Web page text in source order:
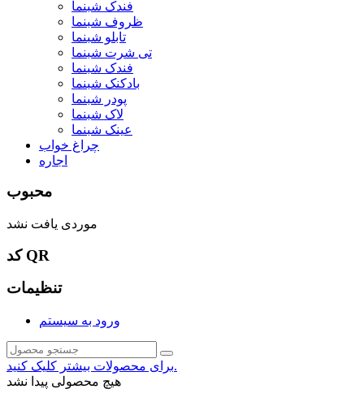
فندک شبنما
ظروف شبنما
تابلو شبنما
تی شرت شبنما
فندک شبنما
بادکنک شبنما
پودر شبنما
لاک شبنما
عینک شبنما
چراغ خواب
اجاره
محبوب
موردی یافت نشد
کد QR
تنظیمات
ورود به سیستم
برای محصولات بیشتر کلیک کنید.
هیچ محصولی پیدا نشد